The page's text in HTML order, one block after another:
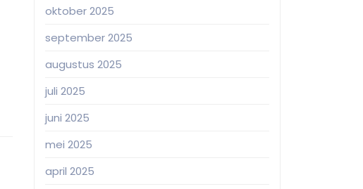
oktober 2025
september 2025
augustus 2025
juli 2025
juni 2025
mei 2025
april 2025